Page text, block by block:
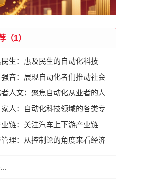
（1）
生：惠及民生的自动化科技
音：展现自动化者们推动社会
出的响亮声音
者人文：聚焦自动化从业者的人
人：自动化科技领域的各类专
需求资讯
链：关注汽车上下游产业链
理：从控制论的角度来看经济